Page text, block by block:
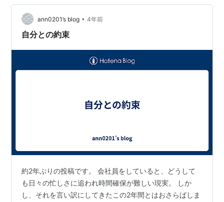
快で、いのちが喜ぶのがわかります。 人間のかかげる正
義が、大いなる意志に対しては不義であることも少なく
ありません。 それほど、この世界はある種…
ann0201’s blog • 4年前
自分との約束
約2年ぶりの投稿です。 会社員をしていると、どうして
も日々の忙しさに追われ時間確保が難しい現実。 しか
し、それを言い訳にしてきたこの2年間とはおさらばしま